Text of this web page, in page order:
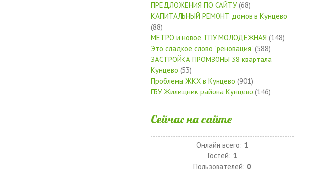
ПРЕДЛОЖЕНИЯ ПО САЙТУ(68)
КАПИТАЛЬНЫЙ РЕМОНТ домов в Кунцево
(88)
МЕТРО и новое ТПУ МОЛОДЕЖНАЯ (148)
Это сладкое слово "реновация"(588)
ЗАСТРОЙКА ПРОМЗОНЫ 38 квартала
Кунцево (53)
Проблемы ЖКХ в Кунцево (901)
ГБУ Жилищник района Кунцево (146)
Сейчас на сайте
Онлайн всего: 1
Гостей: 1
Пользователей: 0